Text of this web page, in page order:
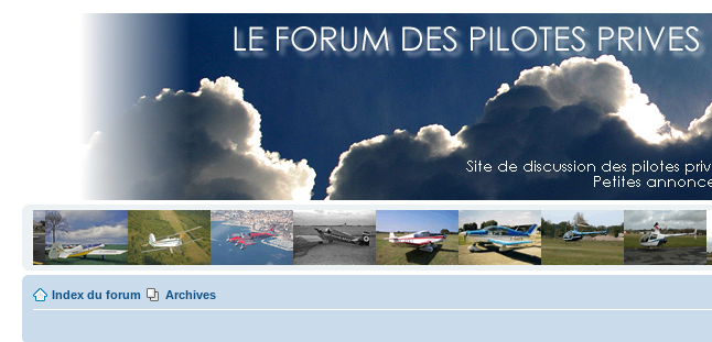
Index du forum Archives